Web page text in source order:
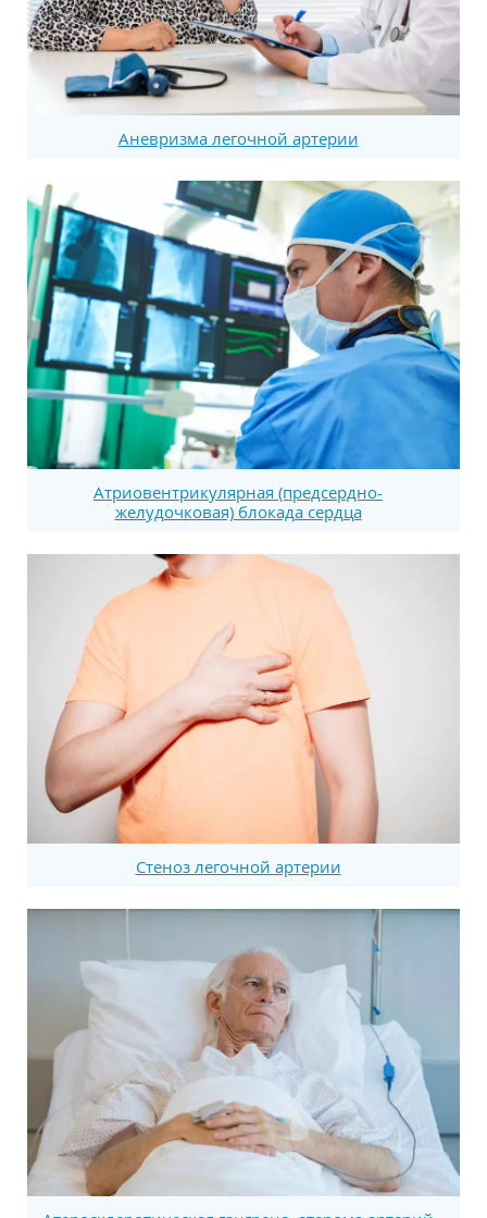
Аневризма легочной артерии
Атриовентрикулярная (предсердно-
желудочковая) блокада сердца
Стеноз легочной артерии